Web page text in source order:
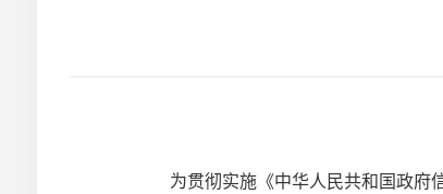
为贯彻实施《中华人民共和国政府信